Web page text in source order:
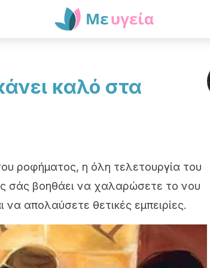
καλό στα
ροφήματος, η όλη τελετουργία του
σάς βοηθάει να χαλαρώσετε το νου
απολαύσετε θετικές εμπειρίες.